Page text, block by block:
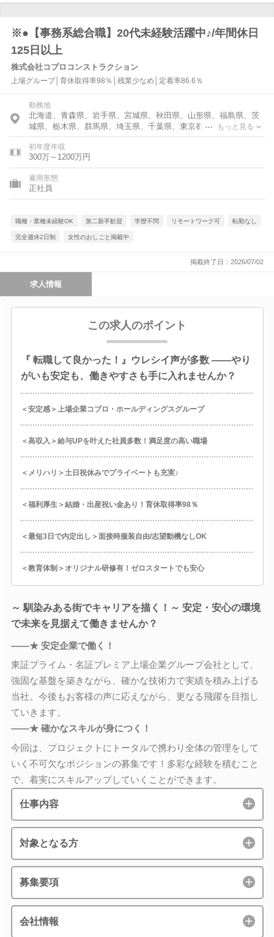
※●【事務系総合職】20代未経験活躍中♪/年間休日
125日以上
株式会社コプロコンストラクション
上場グループ│育休取得率98％│残業少なめ│定着率86.6％
勤務地
北海道、青森県、岩手県、宮城県、秋田県、山形県、福島県、茨
城県、栃木県、群馬県、埼玉県、千葉県、東京都、神奈川県、富
山県、石川県、福井県、新潟県、山梨県、長野県、岐阜県、静岡
県、愛知県、三重県、滋賀県、京都府、大阪府、兵庫県、奈良
県、和歌山県、鳥取県、島根県、岡山県、広島県、山口県、徳島
県、香川県、愛媛県、高知県、福岡県、佐賀県、長崎県、熊本
県、大分県、宮崎県、鹿児島県、沖縄県
もっと見る
初年度年収
300万～1200万円
雇用形態
正社員
職種・業種未経験OK 第二新卒歓迎 学歴不問 リモートワーク可 転勤なし
完全週休2日制 女性のおしごと掲載中
掲載終了日：2026/07/02
求人情報
この求人のポイント
『 転職して良かった！』ウレシイ声が多数 ――やり
がいも安定も、働きやすさも手に入れませんか？
＜安定感＞上場企業コプロ・ホールディングスグループ
＜高収入＞給与UPを叶えた社員多数！満足度の高い職場
＜メリハリ＞土日祝休みでプライベートも充実♪
＜福利厚生＞結婚・出産祝い金あり！育休取得率98％
＜最短3日で内定出し＞面接時服装自由/志望動機なしOK
＜教育体制＞オリジナル研修有！ゼロスタートでも安心
～ 馴染みある街でキャリアを描く！～ 安定・安心の環境
で未来を見据えて働きませんか？
――★ 安定企業で働く！
東証プライム・名証プレミア上場企業グループ会社として、
強固な基盤を築きながら、確かな技術力で実績を積み上げる
当社。今後もお客様の声に応えながら、更なる飛躍を目指し
ていきます。
――★ 確かなスキルが身につく！
今回は、プロジェクトにトータルで携わり全体の管理をして
いく不可欠なポジションの募集です！多彩な経験を積むこと
で、着実にスキルアップしていくことができます。
仕事内容
対象となる方
募集要項
会社情報